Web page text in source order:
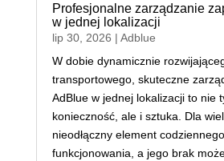
Profesjonalne zarządzanie
w jednej lokalizacji
lip 30, 2026 | Adblue
W dobie dynamicznie
transportowego, skuteczne
AdBlue w jednej lokalizacji to nie
konieczność, ale i sztuka. Dla
nieodłączny element codziennego
funkcjonowania, a jego brak